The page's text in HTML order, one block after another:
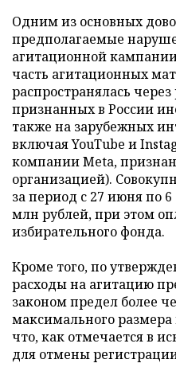
Одним из основных
предполагаемые
агитационной
часть агитационных
распространялась
признанных в России
также на зарубежных
включая YouTube и
компании Meta,
организацией).
за период с 27 июня по
млн рублей, при этом
избирательного фонда.
Кроме того, по
расходы на агитацию
законом предел более
максимального
что, как отмечается в
для отмены